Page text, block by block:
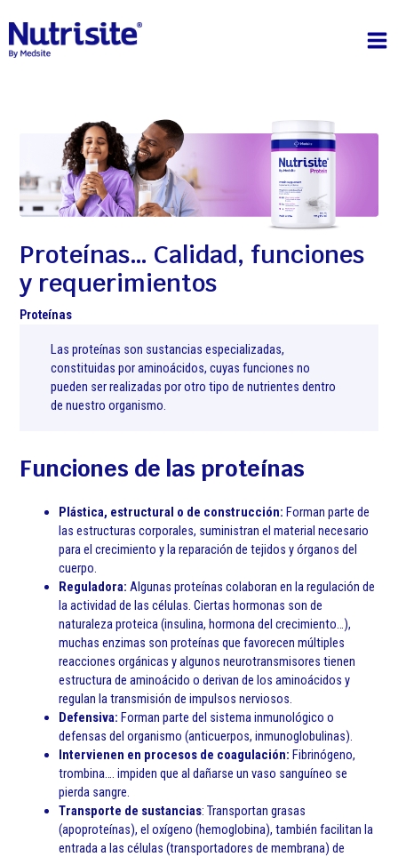
al
contenido
Proteínas… Calidad, funciones
y requerimientos
Proteínas
Las proteínas son sustancias especializadas,
constituidas por aminoácidos, cuyas funciones no
pueden ser realizadas por otro tipo de nutrientes dentro
de nuestro organismo.
Funciones de las proteínas
Plástica, estructural o de construcción: Forman parte de
las estructuras corporales, suministran el material necesario
para el crecimiento y la reparación de tejidos y órganos del
cuerpo.
Reguladora: Algunas proteínas colaboran en la regulación de
la actividad de las células. Ciertas hormonas son de
naturaleza proteica (insulina, hormona del crecimiento…),
muchas enzimas son proteínas que favorecen múltiples
reacciones orgánicas y algunos neurotransmisores tienen
estructura de aminoácido o derivan de los aminoácidos y
regulan la transmisión de impulsos nerviosos.
Defensiva: Forman parte del sistema inmunológico o
defensas del organismo (anticuerpos, inmunoglobulinas).
Intervienen en procesos de coagulación: Fibrinógeno,
trombina…. impiden que al dañarse un vaso sanguíneo se
pierda sangre.
Transporte de sustancias: Transportan grasas
(apoproteínas), el oxígeno (hemoglobina), también facilitan la
entrada a las células (transportadores de membrana) de